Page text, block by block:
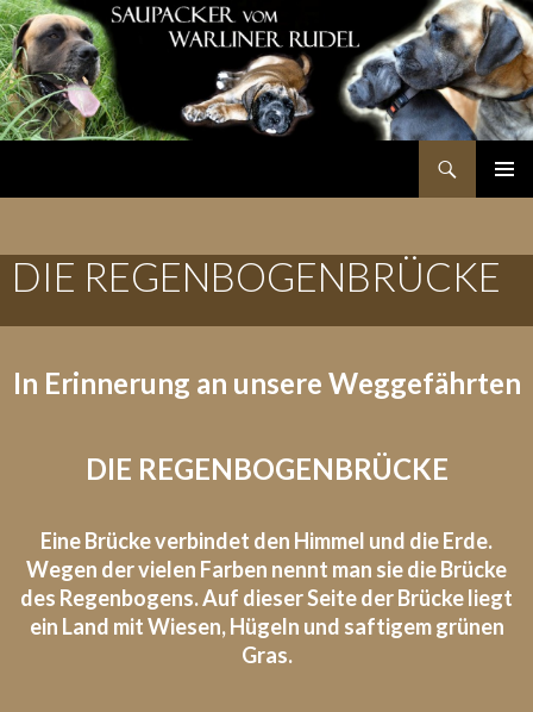
DIE REGENBOGENBRÜCKE
In Erinnerung an unsere Weggefährten
DIE REGENBOGENBRÜCKE
Eine Brücke verbindet den Himmel und die Erde.
Wegen der vielen Farben nennt man sie die Brücke
des Regenbogens. Auf dieser Seite der Brücke liegt
ein Land mit Wiesen, Hügeln und saftigem grünen
Gras.